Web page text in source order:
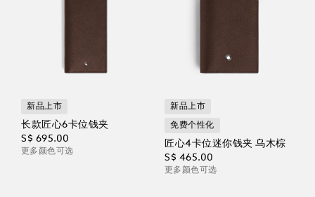
新品上市
长款匠心6卡位钱夹
S$ 695.00
更多颜色可选
新品上市
免费个性化
匠心4卡位迷你钱夹 乌木棕
S$ 465.00
更多颜色可选